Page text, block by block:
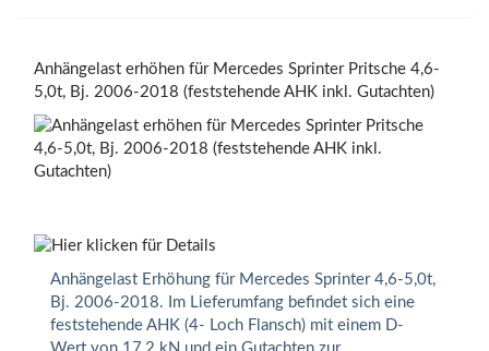
Anhängelast erhöhen für Mercedes Sprinter Pritsche 4,6-
5,0t, Bj. 2006-2018 (feststehende AHK inkl. Gutachten)
Anhängelast Erhöhung für Mercedes Sprinter 4,6-5,0t,
Bj. 2006-2018. Im Lieferumfang befindet sich eine
feststehende AHK (4- Loch Flansch) mit einem D-
Wert von 17,2 kN und ein Gutachten zur